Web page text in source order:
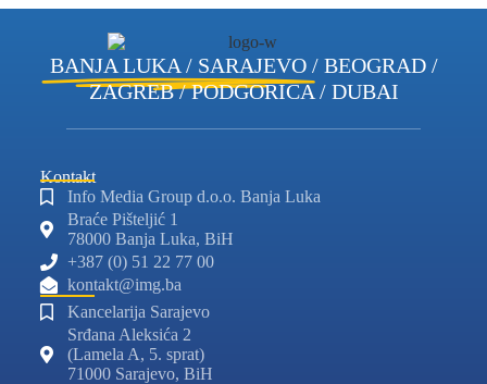
BANJA LUKA / SARAJEVO / BEOGRAD /
ZAGREB / PODGORICA / DUBAI
Kontakt
Info Media Group d.o.o. Banja Luka
Braće Pišteljić 1
78000 Banja Luka, BiH
+387 (0) 51 22 77 00
kontakt@img.ba
Kancelarija Sarajevo
Srđana Aleksića 2
(Lamela A, 5. sprat)
71000 Sarajevo, BiH